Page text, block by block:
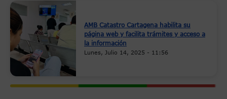
AMB Catastro Cartagena habilita su
página web y facilita trámites y acceso a
la información
Lunes, Julio 14, 2025 - 11:56